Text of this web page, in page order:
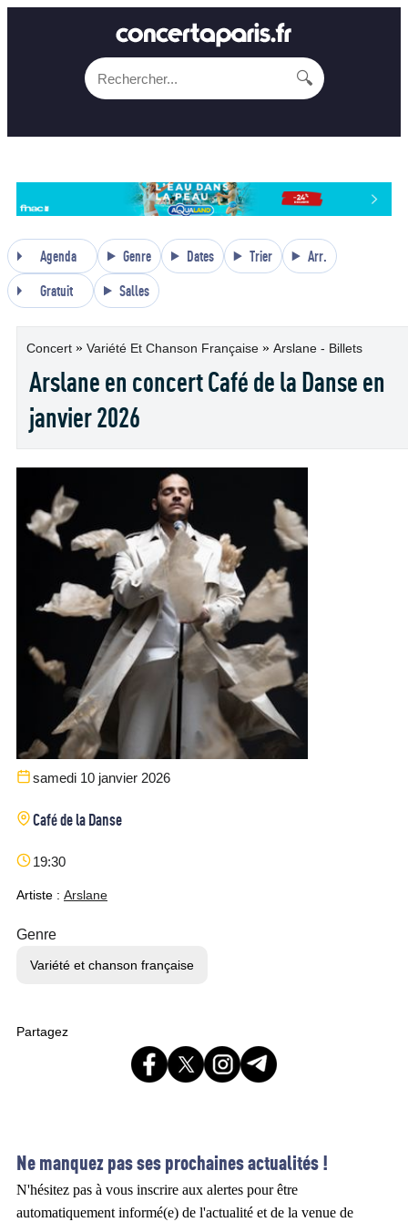
🔍
Agenda Genre Dates Trier Arr.
Gratuit Salles
Concert » Variété Et Chanson Française » Arslane - Billets
Arslane en concert Café de la Danse en
janvier 2026
samedi 10 janvier 2026
Café de la Danse
19:30
Artiste : Arslane
Genre
Variété et chanson française
Partagez
Ne manquez pas ses prochaines actualités !
N'hésitez pas à vous inscrire aux alertes pour être
automatiquement informé(e) de l'actualité et de la venue de